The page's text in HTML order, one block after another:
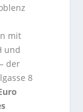
mit
und
der
8